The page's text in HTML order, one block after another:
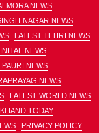
NEWS
NAGAR NEWS
LATEST TEHRI NEWS
NEWS
PAURI NEWS
NEWS
LATEST WORLD NEWS
TODAY
PRIVACY POLICY